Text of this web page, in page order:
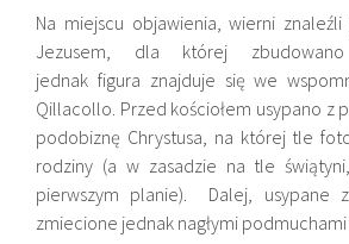
Na miejscu objawienia, wierni
Jezusem, dla której zbudowano
jednak figura znajduje się we
Qillacollo. Przed kościołem usypano z
podobiznę Chrystusa, na której tle
rodziny (a w zasadzie na tle
pierwszym planie). Dalej, usypane
zmiecione jednak nagłymi